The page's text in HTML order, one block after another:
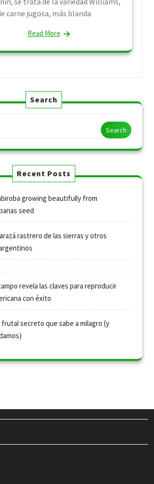
carne jugosa, más blanda
Read More
Search
Search
Recent Posts
growing beautifully from
seed
rastrero de las sierras y otros
revela las claves para reproducir
con éxito
frutal secreto que sabe a milagro (y